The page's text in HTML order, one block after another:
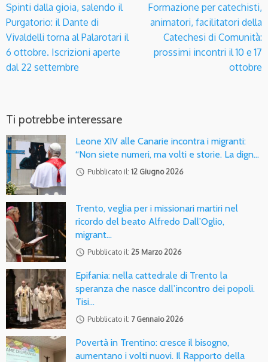
Spinti dalla gioia, salendo il
Purgatorio: il Dante di
Vivaldelli torna al Palarotari il
6 ottobre. Iscrizioni aperte
dal 22 settembre
Formazione per catechisti,
animatori, facilitatori della
Catechesi di Comunità:
prossimi incontri il 10 e 17
ottobre
Ti potrebbe interessare
Leone XIV alle Canarie incontra i migranti:
“Non siete numeri, ma volti e storie. La dign…
access_time Pubblicato il: 12 Giugno 2026
Trento, veglia per i missionari martiri nel
ricordo del beato Alfredo Dall’Oglio,
migrant…
access_time Pubblicato il: 25 Marzo 2026
Epifania: nella cattedrale di Trento la
speranza che nasce dall’incontro dei popoli.
Tisi…
access_time Pubblicato il: 7 Gennaio 2026
Povertà in Trentino: cresce il bisogno,
aumentano i volti nuovi. Il Rapporto della